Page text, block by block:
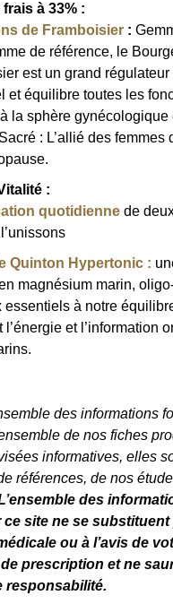
à 33% :
de Framboisier :
de référence, le
est un grand
et équilibre toutes les
la sphère gynécologique
: L’allié des femmes
:
quotidienne de
Quinton Hypertonic :
magnésium marin,
essentiels à notre
l’énergie et l’information
des informations
de nos fiches
informatives, elles
références, de nos
des
site ne se substituent
ou à l’avis de
prescription et ne
responsabilité.